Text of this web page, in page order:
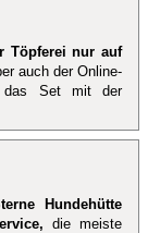
Töpferei nur auf
auch der Online-
das Set mit der
Hundehütte
die meiste